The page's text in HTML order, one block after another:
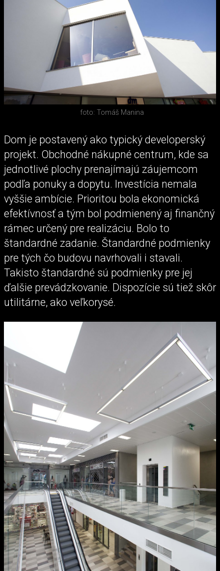
foto: Tomáš Manina
Dom je postavený ako typický developerský
projekt. Obchodné nákupné centrum, kde sa
jednotlivé plochy prenajímajú záujemcom
podľa ponuky a dopytu. Investícia nemala
vyššie ambície. Prioritou bola ekonomická
efektívnosť a tým bol podmienený aj finančný
rámec určený pre realizáciu. Bolo to
štandardné zadanie. Štandardné podmienky
pre tých čo budovu navrhovali i stavali.
Takisto štandardné sú podmienky pre jej
ďalšie prevádzkovanie. Dispozície sú tiež skôr
utilitárne, ako veľkorysé.